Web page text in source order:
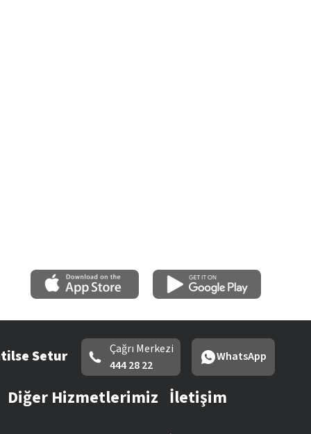
Setur
Çağrı Merkezi
444 28 22
WhatsApp
Diğer Hizmetlerimiz İletişim